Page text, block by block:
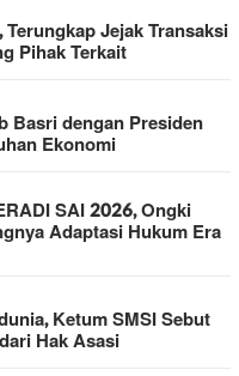
Jejak Transaksi
Pihak Terkait
Basri dengan Presiden
Ekonomi
SAI 2026, Ongki
Adaptasi Hukum Era
Ketum SMSI Sebut
Hak Asasi